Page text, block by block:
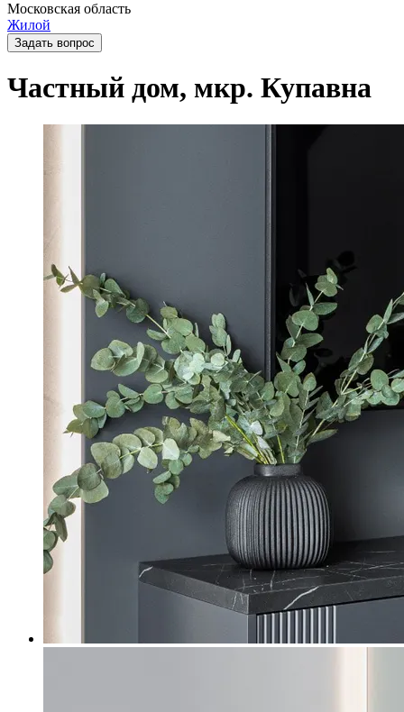
Московская область
Жилой
Задать вопрос
Частный дом, мкр. Купавна